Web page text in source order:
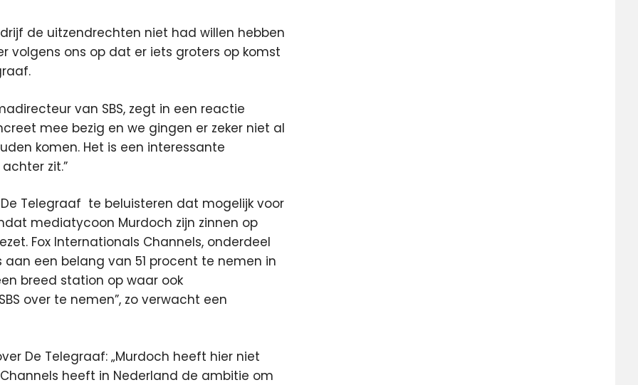
de uitzendrechten niet had willen hebben
volgens ons op dat er iets groters op komst
van SBS, zegt in een reactie
mee bezig en we gingen er zeker niet al
komen. Het is een interessante
zit.”
Telegraaf te beluisteren dat mogelijk voor
mediatycoon Murdoch zijn zinnen op
Fox Internationals Channels, onderdeel
een belang van 51 procent te nemen in
breed station op waar ook
over te nemen”, zo verwacht een
De Telegraaf: „Murdoch heeft hier niet
heeft in Nederland de ambitie om